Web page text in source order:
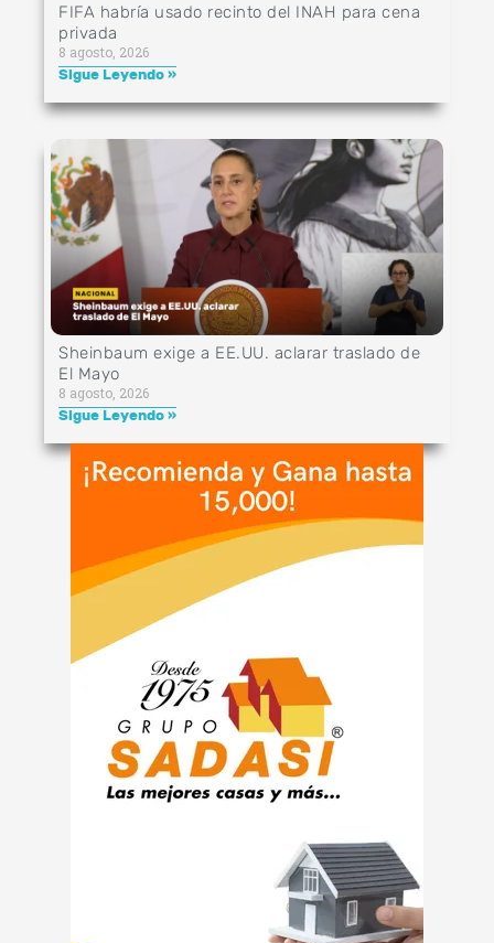
FIFA habría usado recinto del INAH para cena
privada
8 agosto, 2026
Sigue Leyendo »
Sheinbaum exige a EE.UU. aclarar traslado de
El Mayo
8 agosto, 2026
Sigue Leyendo »